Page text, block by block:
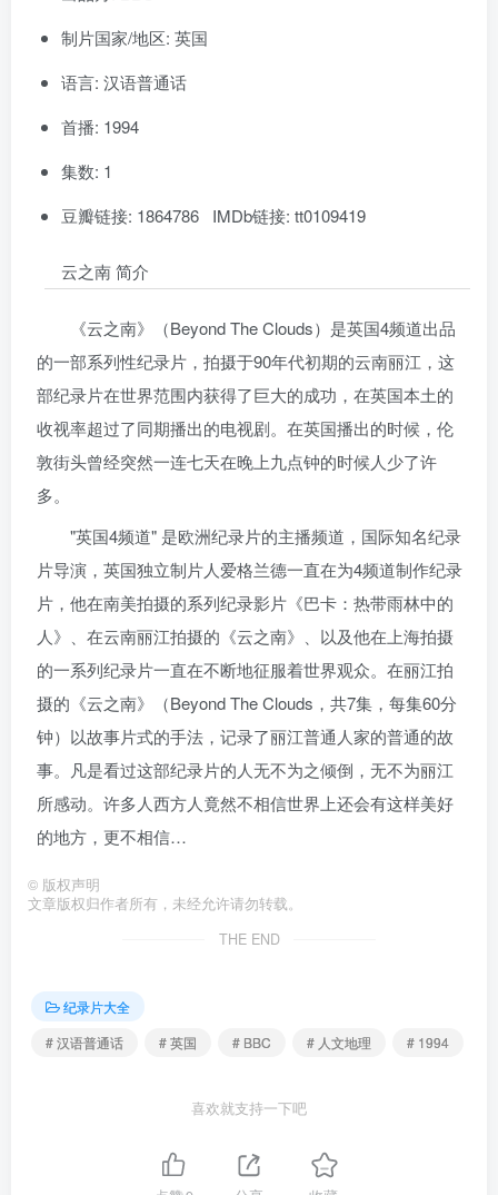
制片国家/地区: 英国
语言: 汉语普通话
首播: 1994
集数: 1
豆瓣链接: 1864786 IMDb链接: tt0109419
云之南 简介
《云之南》（Beyond The Clouds）是英国4频道出品
的一部系列性纪录片，拍摄于90年代初期的云南丽江，这
部纪录片在世界范围内获得了巨大的成功，在英国本土的
收视率超过了同期播出的电视剧。在英国播出的时候，伦
敦街头曾经突然一连七天在晚上九点钟的时候人少了许
多。
"英国4频道" 是欧洲纪录片的主播频道，国际知名纪录
片导演，英国独立制片人爱格兰德一直在为4频道制作纪录
片，他在南美拍摄的系列纪录影片《巴卡：热带雨林中的
人》、在云南丽江拍摄的《云之南》、以及他在上海拍摄
的一系列纪录片一直在不断地征服着世界观众。在丽江拍
摄的《云之南》（Beyond The Clouds，共7集，每集60分
钟）以故事片式的手法，记录了丽江普通人家的普通的故
事。凡是看过这部纪录片的人无不为之倾倒，无不为丽江
所感动。许多人西方人竟然不相信世界上还会有这样美好
的地方，更不相信…
© 版权声明
文章版权归作者所有，未经允许请勿转载。
THE END
纪录片大全
# 汉语普通话
# 英国 # BBC # 人文地理 # 1994
喜欢就支持一下吧